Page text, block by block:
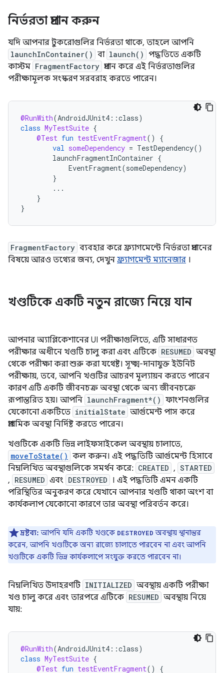
নির্ভরতা প্রদান করুন
যদি আপনার টুকরোগুলির নির্ভরতা থাকে, তাহলে আপনি
launchInContainer() বা launch() পদ্ধতিতে একটি
কাস্টম FragmentFactory প্রদান করে এই নির্ভরতাগুলির
পরীক্ষামূলক সংস্করণ সরবরাহ করতে পারেন।
@RunWith(AndroidJUnit4 ::class)
class MyTestSuite {
@Test fun testEventFragment()
{
val someDependency = TestDependency()
launchFragmentInContainer {
EventFragment(someDependency)
}
...
}
}
FragmentFactory ব্যবহার করে ফ্র্যাগমেন্টে নির্ভরতা প্রদানের
বিষয়ে আরও তথ্যের জন্য, দেখুন ফ্র্যাগমেন্ট ম্যানেজার ।
খণ্ডটিকে একটি নতুন রাজ্যে নিয়ে যান
আপনার অ্যাপ্লিকেশানের UI পরীক্ষাগুলিতে, এটি সাধারণত
পরীক্ষার অধীনে খণ্ডটি চালু করা এবং এটিকে RESUMED অবস্থা
থেকে পরীক্ষা করা শুরু করা যথেষ্ট। সূক্ষ্ম-দানাযুক্ত ইউনিট
পরীক্ষায়, তবে, আপনি খণ্ডটির আচরণ মূল্যায়ন করতে পারেন
কারণ এটি একটি জীবনচক্র অবস্থা থেকে অন্য জীবনচক্রে
রূপান্তরিত হয়। আপনি launchFragment*() ফাংশনগুলির
যেকোনো একটিতে initialState আর্গুমেন্ট পাস করে
প্রাথমিক অবস্থা নির্দিষ্ট করতে পারেন।
খণ্ডটিকে একটি ভিন্ন লাইফসাইকেল অবস্থায় চালাতে,
moveToState() কল করুন। এই পদ্ধতিটি আর্গুমেন্ট হিসাবে
নিম্নলিখিত অবস্থাগুলিকে সমর্থন করে: CREATED , STARTED
, RESUMED এবং DESTROYED
। এই পদ্ধতিটি এমন একটি
পরিস্থিতির অনুকরণ করে যেখানে আপনার খণ্ডটি থাকা অংশ বা
কার্যকলাপ যেকোনো কারণে তার অবস্থা পরিবর্তন করে।
দ্রষ্টব্য: আপনি যদি একটি খণ্ডকে DESTROYED অবস্থায় স্থানান্তর
করেন, আপনি খণ্ডটিকে অন্য রাজ্যে চালাতে পারবেন না এবং আপনি
খণ্ডটিকে একটি ভিন্ন কার্যকলাপে সংযুক্ত করতে পারবেন না।
নিম্নলিখিত উদাহরণটি INITIALIZED অবস্থায় একটি পরীক্ষা
খণ্ড চালু করে এবং তারপরে এটিকে RESUMED অবস্থায় নিয়ে
যায়:
@RunWith(AndroidJUnit4 ::class)
class MyTestSuite {
@Test fun testEventFragment() {